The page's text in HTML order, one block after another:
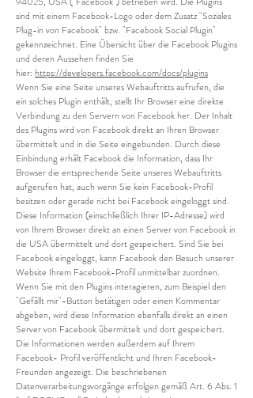
sind mit einem Facebook-Logo oder dem Zusatz "Soziales
Plug-in von Facebook" bzw. "Facebook Social Plugin"
gekennzeichnet. Eine Übersicht über die Facebook Plugins
und deren Aussehen finden Sie
hier: https://developers.facebook.com/docs/plugins
Wenn Sie eine Seite unseres Webauftritts aufrufen, die
ein solches Plugin enthält, stellt Ihr Browser eine direkte
Verbindung zu den Servern von Facebook her. Der Inhalt
des Plugins wird von Facebook direkt an Ihren Browser
übermittelt und in die Seite eingebunden. Durch diese
Einbindung erhält Facebook die Information, dass Ihr
Browser die entsprechende Seite unseres Webauftritts
aufgerufen hat, auch wenn Sie kein Facebook-Profil
besitzen oder gerade nicht bei Facebook eingeloggt sind.
Diese Information (einschließlich Ihrer IP-Adresse) wird
von Ihrem Browser direkt an einen Server von Facebook in
die USA übermittelt und dort gespeichert. Sind Sie bei
Facebook eingeloggt, kann Facebook den Besuch unserer
Website Ihrem Facebook-Profil unmittelbar zuordnen.
Wenn Sie mit den Plugins interagieren, zum Beispiel den
"Gefällt mir"-Button betätigen oder einen Kommentar
abgeben, wird diese Information ebenfalls direkt an einen
Server von Facebook übermittelt und dort gespeichert.
Die Informationen werden außerdem auf Ihrem
Facebook- Profil veröffentlicht und Ihren Facebook-
Freunden angezeigt. Die beschriebenen
Datenverarbeitungsvorgänge erfolgen gemäß Art. 6 Abs. 1